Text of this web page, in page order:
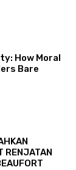
How Moral
Bare
RENJATAN